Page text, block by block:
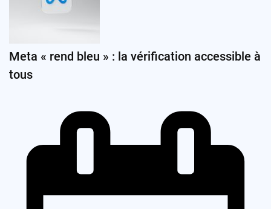
Meta « rend bleu » : la vérification accessible à
tous